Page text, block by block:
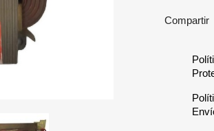
Compartir